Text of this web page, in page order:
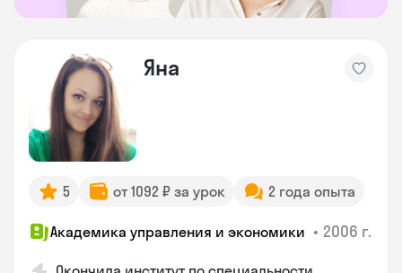
Яна
5 от 1092 ₽ за урок 2 года опыта
Академика управления и экономики • 2006 г.